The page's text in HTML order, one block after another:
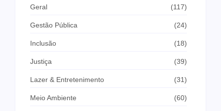
Geral (117)
Gestão Pública (24)
Inclusão (18)
Justiça (39)
Lazer & Entretenimento (31)
Meio Ambiente (60)